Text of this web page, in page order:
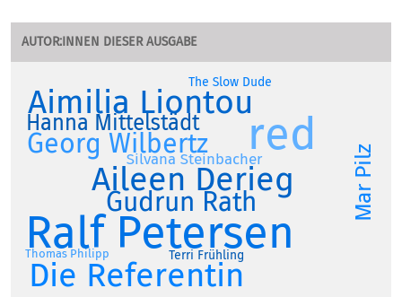
AUTOR:INNEN DIESER AUSGABE
Ralf Petersen
red
Aileen Derieg
Aimilia Liontou
Die Referentin
Georg Wilbertz
Gudrun Rath
Hanna Mittelstädt
Mar Pilz
Silvana Steinbacher
Terri Frühling
The Slow Dude
Thomas Philipp